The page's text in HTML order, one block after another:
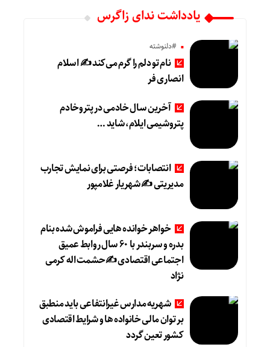
یادداشت ندای زاگرس
#دلنوشته
نام تو دلم را گرم می‌کند ✍️ اسلام
انصاری فر
آخرین سال خادمی در پتروخادم
پتروشیمی ایلام، شاید …
انتصابات؛ فرصتی برای نمایش تجارب
مدیریتی ✍ شهریار غلامپور
خواهر خوانده هایی فراموش شده بنام
بدره و سربندر با ۶۰ سال روابط عمیق
اجتماعی اقتصادی ✍حشمت اله کرمی
نژاد
شهریه مدارس غیرانتفاعی باید منطبق
بر توان مالی خانواده ها و شرایط اقتصادی
کشور تعین گردد